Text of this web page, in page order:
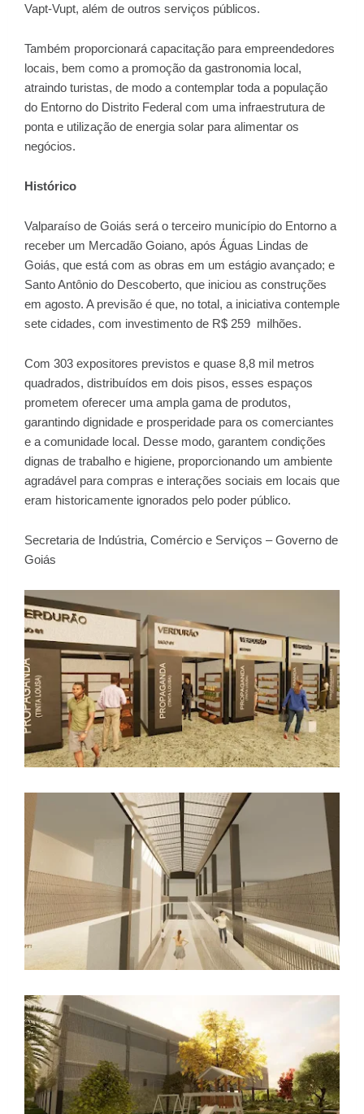
Vapt-Vupt, além de outros serviços públicos.
Também proporcionará capacitação para empreendedores
locais, bem como a promoção da gastronomia local,
atraindo turistas, de modo a contemplar toda a população
do Entorno do Distrito Federal com uma infraestrutura de
ponta e utilização de energia solar para alimentar os
negócios.
Histórico
Valparaíso de Goiás será o terceiro município do Entorno a
receber um Mercadão Goiano, após Águas Lindas de
Goiás, que está com as obras em um estágio avançado; e
Santo Antônio do Descoberto, que iniciou as construções
em agosto. A previsão é que, no total, a iniciativa contemple
sete cidades, com investimento de R$ 259 milhões.
Com 303 expositores previstos e quase 8,8 mil metros
quadrados, distribuídos em dois pisos, esses espaços
prometem oferecer uma ampla gama de produtos,
garantindo dignidade e prosperidade para os comerciantes
e a comunidade local. Desse modo, garantem condições
dignas de trabalho e higiene, proporcionando um ambiente
agradável para compras e interações sociais em locais que
eram historicamente ignorados pelo poder público.
Secretaria de Indústria, Comércio e Serviços – Governo de
Goiás